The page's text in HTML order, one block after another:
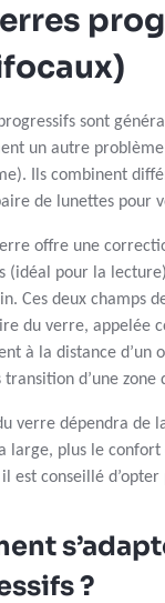
sont
un autre
Ils combinent
de lunettes pour
offre une
(idéal pour la
Ces deux champs
du verre, appelée
à la distance d’un
transition d’une zone
verre dépendra de
large, plus le
est conseillé
?